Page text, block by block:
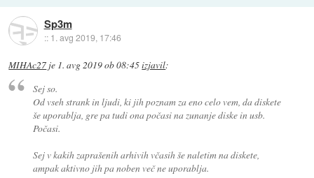
Sp3m
:: 1. avg 2019, 17:46
MIHAc27 je 1. avg 2019 ob 08:45izjavil:
Sej so.
Od vseh strank in ljudi, ki jih poznam za eno celo vem, da diskete
še uporablja, gre pa tudi ona počasi na zunanje diske in usb.
Počasi.
Sej v kakih zaprašenih arhivih včasih še naletim na diskete,
ampak aktivno jih pa noben več ne uporablja.